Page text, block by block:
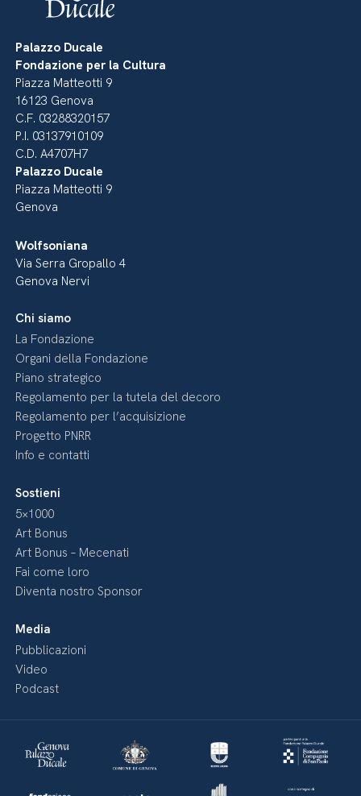
Palazzo Ducale
Fondazione per la Cultura
Piazza Matteotti 9
16123 Genova
C.F. 03288320157
P.I. 03137910109
C.D. A4707H7
Palazzo Ducale
Piazza Matteotti 9
Genova
Wolfsoniana
Via Serra Gropallo 4
Genova Nervi
Chi siamo
La Fondazione
Organi della Fondazione
Piano strategico
Regolamento per la tutela del decoro
Regolamento per l’acquisizione
Progetto PNRR
Info e contatti
Sostieni
5×1000
Art Bonus
Art Bonus – Mecenati
Fai come loro
Diventa nostro Sponsor
Media
Pubblicazioni
Video
Podcast